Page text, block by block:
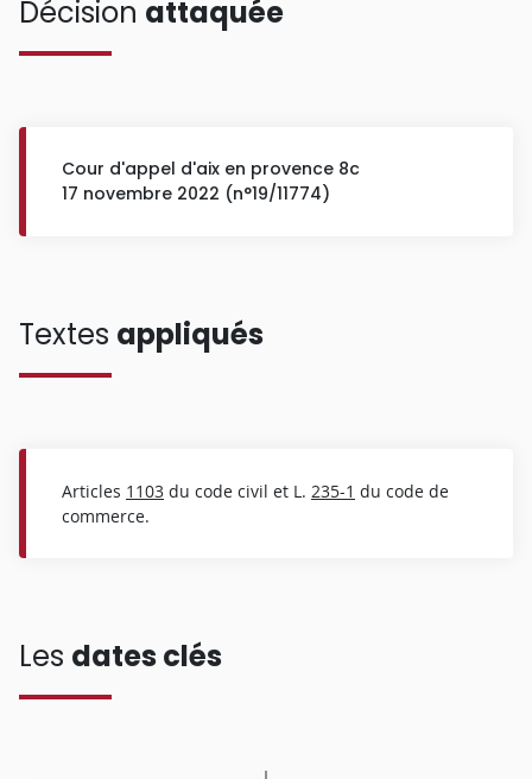
Décision attaquée
Cour d'appel d'aix en provence 8c
17 novembre 2022 (n°19/11774)
Textes appliqués
Articles 1103 du code civil et L. 235-1 du code de
commerce.
Les dates clés